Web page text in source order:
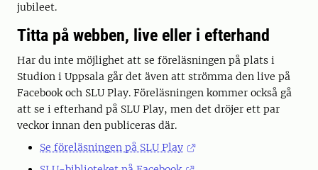
jubileet.
Titta på webben, live eller i efterhand
Har du inte möjlighet att se föreläsningen på plats i
Studion i Uppsala går det även att strömma den live på
Facebook och SLU Play. Föreläsningen kommer också gå
att se i efterhand på SLU Play, men det dröjer ett par
veckor innan den publiceras där.
Se föreläsningen på SLU Play